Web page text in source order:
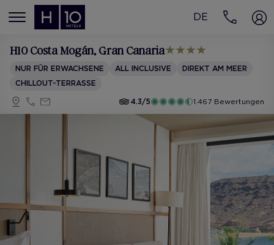
MENÚ
DE
H10 Costa Mogán, Gran Canaria
NUR FÜR ERWACHSENE ALL INCLUSIVE
DIREKT AM MEER
CHILLOUT-TERRASSE
4.3/5
1.467 Bewertungen